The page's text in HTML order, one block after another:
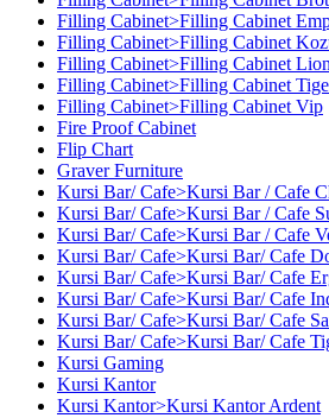
Filling Cabinet>Filling Cabinet
Filling Cabinet>Filling Cabinet
Filling Cabinet>Filling Cabinet Lion
Filling Cabinet>Filling Cabinet
Filling Cabinet>Filling Cabinet Vip
Fire Proof Cabinet
Flip Chart
Graver Furniture
Kursi Bar/ Cafe>Kursi Bar / Cafe
Kursi Bar/ Cafe>Kursi Bar / Cafe
Kursi Bar/ Cafe>Kursi Bar / Cafe
Kursi Bar/ Cafe>Kursi Bar/ Cafe
Kursi Bar/ Cafe>Kursi Bar/ Cafe
Kursi Bar/ Cafe>Kursi Bar/ Cafe
Kursi Bar/ Cafe>Kursi Bar/ Cafe
Kursi Bar/ Cafe>Kursi Bar/ Cafe
Kursi Gaming
Kursi Kantor
Kursi Kantor>Kursi Kantor Ardent